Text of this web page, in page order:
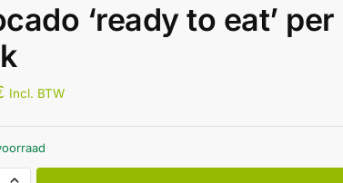
‘ready to eat’ per
Incl. BTW